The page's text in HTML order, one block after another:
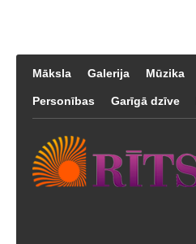
Māksla Galerija Mūzika
Personības Garīgā dzīve